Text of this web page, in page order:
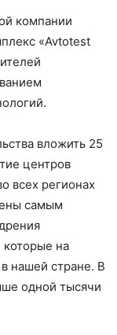
компании
«Avtotest
вложить 25
центров
всех регионах
самым
которые на
нашей стране. В
одной тысячи